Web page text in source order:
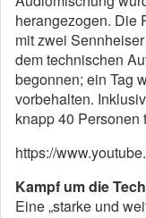
herangezogen. Die
mit zwei
dem technischen
begonnen; ein Tag
vorbehalten.
knapp 40 Personen
https://
Kampf um die
Eine „starke und